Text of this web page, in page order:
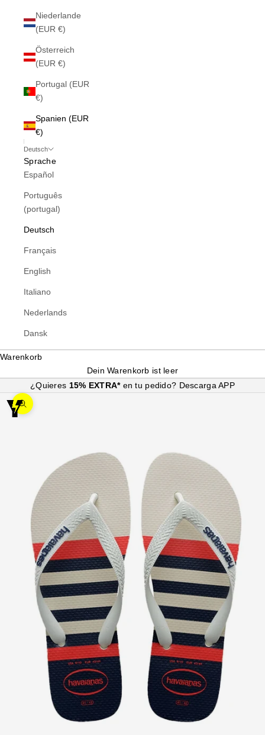
Niederlande
(EUR €)
Österreich
(EUR €)
Portugal (EUR
€)
Spanien (EUR
€)
Deutsch
Sprache
Español
Português
(portugal)
Deutsch
Français
English
Italiano
Nederlands
Dansk
Warenkorb
Dein Warenkorb ist leer
¿Quieres 15% EXTRA* en tu pedido? Descarga APP
Bild vergrößern